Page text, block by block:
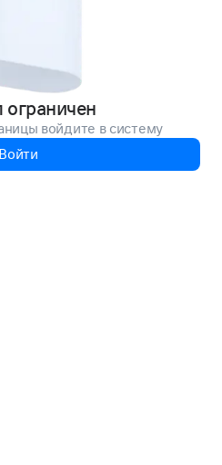
ограничен
войдите в систему
Войти